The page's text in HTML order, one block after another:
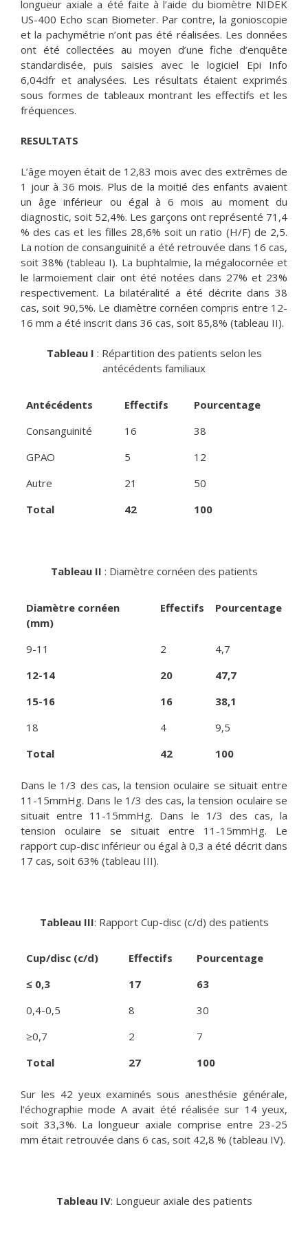
longueur axiale a été faite à l’aide du biomètre NIDEK
US-400 Echo scan Biometer. Par contre, la gonioscopie
et la pachymétrie n’ont pas été réalisées. Les données
ont été collectées au moyen d’une fiche d’enquête
standardisée, puis saisies avec le logiciel Epi Info
6,04dfr et analysées. Les résultats étaient exprimés
sous formes de tableaux montrant les effectifs et les
fréquences.
RESULTATS
L’âge moyen était de 12,83 mois avec des extrêmes de
1 jour à 36 mois. Plus de la moitié des enfants avaient
un âge inférieur ou égal à 6 mois au moment du
diagnostic, soit 52,4%. Les garçons ont représenté 71,4
% des cas et les filles 28,6% soit un ratio (H/F) de 2,5.
La notion de consanguinité a été retrouvée dans 16 cas,
soit 38% (tableau I). La buphtalmie, la mégalocornée et
le larmoiement clair ont été notées dans 27% et 23%
respectivement. La bilatéralité a été décrite dans 38
cas, soit 90,5%. Le diamètre cornéen compris entre 12-
16 mm a été inscrit dans 36 cas, soit 85,8% (tableau II).
Tableau I : Répartition des patients selon les
antécédents familiaux
Antécédents Effectifs
Pourcentage
Consanguinité
16
38
GPAO
5
12
Autre
21
50
Total
42 100
Tableau II : Diamètre cornéen des patients
Diamètre cornéen
(mm)
Effectifs Pourcentage
9-11 2
4,7
12-14
20
47,7
15-16
16
38,1
18
4
9,5
Total
42 100
Dans le 1/3 des cas, la tension oculaire se situait entre
11-15mmHg. Dans le 1/3 des cas, la tension oculaire se
situait entre 11-15mmHg. Dans le 1/3 des cas, la
tension oculaire se situait entre 11-15mmHg. Le
rapport cup-disc inférieur ou égal à 0,3 a été décrit dans
17 cas, soit 63% (tableau III).
Tableau III: Rapport Cup-disc (c/d) des patients
Cup/disc (c/d) Effectifs
Pourcentage
≤ 0,3
17
63
0,4-0,5
8
30
≥0,7
2
7
Total
27 100
Sur les 42 yeux examinés sous anesthésie générale,
l’échographie mode A avait été réalisée sur 14 yeux,
soit 33,3%. La longueur axiale comprise entre 23-25
mm était retrouvée dans 6 cas, soit 42,8 % (tableau IV).
Tableau IV: Longueur axiale des patients